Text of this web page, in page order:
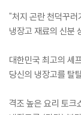
"처지 곤란 천덕꾸러
냉장고 재료의 신분
대한민국 최고의 셰
당신의 냉장고를 탈
격조 높은 요리 토크